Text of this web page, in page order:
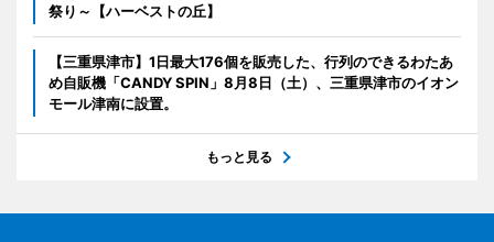
祭り～【ハーベストの丘】
【三重県津市】1日最大176個を販売した、行列のできるわたあ
め自販機「CANDY SPIN」8月8日（土）、三重県津市のイオン
モール津南に設置。
もっと見る